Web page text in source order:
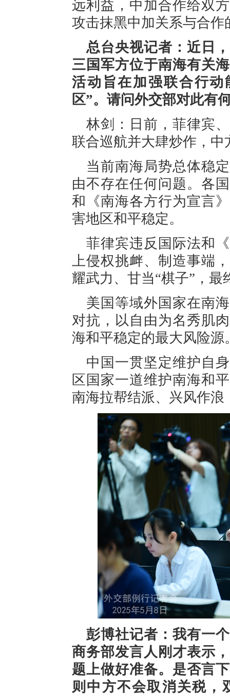
远利益，中加合作给双
攻击抹黑中加关系与合
总台央视记者：近日
三国军方位于南海有关
活动旨在加强联合行
区”。请问外交部对此有
林剑：日前，菲律宾
联合巡航并大肆炒作，中
当前南海局势总体稳
由不存在任何问题。各
和《南海各方行为宣言
害地区和平稳定。
菲律宾违反国际法和
上侵权挑衅、制造事端
耀武力、甘当“棋子”，最
美国等域外国家在南
对抗，以自由为名秀肌
海和平稳定的最大风险源
中国一贯坚定维护自
区国家一道维护南海和
南海拉帮结派、兴风作
彭博社记者：我有一
商务部发言人刚才表示
题上做好准备。是否言
则中方不会取消关税，